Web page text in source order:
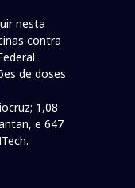
nesta
contra
de doses
1,08
e 647